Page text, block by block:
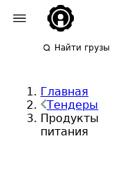
Найти грузы
Главная
Тендеры
Продукты
питания